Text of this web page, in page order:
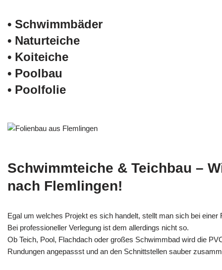
• Schwimm­bäder
• Naturteiche
• Koiteiche
• Poolbau
• Poolfolie
Schwimmteiche & Teichbau –
nach Flemlingen!
Egal um welches Projekt es sich handelt, stellt man sich bei einer
Bei professioneller Verlegung ist dem allerdings nicht so.
Ob Teich, Pool, Flachdach oder großes Schwimmbad wird die
Rundungen angepassst und an den Schnittstellen sauber